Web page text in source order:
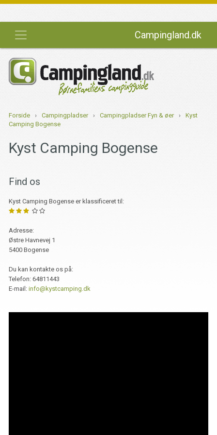
Campingland.dk
Forside › Campingpladser › Campingpladser Fyn & øer ›
Kyst
Camping Bogense
Kyst Camping Bogense
Find os
Kyst Camping Bogense er klassificeret til:
Adresse:
Østre Havnevej 1
5400 Bogense
Du kan kontakte os på:
Telefon: 64811443
E-mail: info@kystcamping.dk